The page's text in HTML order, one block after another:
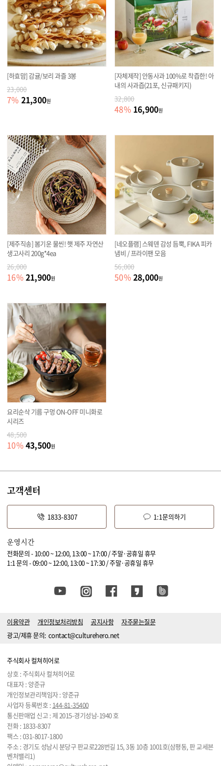
[하효맘] 감귤/보리 과즐 3봉
23,000
7% 21,300원
[자체제작] 안동사과 100%로 착즙한! 아
내의 사과즙(21포, 신규패키지)
32,800
48% 16,900원
[제주직송] 봄기운 물씬! 햇 제주 자연산
생고사리 200g*4ea
26,000
16% 21,900원
[네오플램] 스웨덴 감성 듬뿍, FIKA 피카
냄비 / 프라이팬 모음
56,000
50% 28,000원
요리순삭 기름 구멍 ON-OFF 미니화로
시리즈
48,500
10% 43,500원
고객센터
1833-8307 1:1문의하기
운영시간
전화문의 - 10:00 ~ 12:00, 13:00 ~ 17:00 / 주말·공휴일 휴무
1:1 문의 - 09:00 ~ 12:00, 13:00 ~ 17:30 / 주말·공휴일 휴무
이용약관 개인정보처리방침 공지사항
자주묻는질문
광고/제휴 문의: contact@culturehero.net
주식회사 컬쳐히어로
상호 : 주식회사 컬쳐히어로
대표자 : 양준규
개인정보관리책임자 : 양준규
사업자 등록번호 : 144-81-35400
통신판매업 신고 : 제 2015-경기성남-1940 호
전화 : 1833-8307
팩스 : 031-8017-1800
주소 : 경기도 성남시 분당구 판교로228번길 15, 3동 10층 1001호(삼평동, 판 교세븐
벤처밸리1)